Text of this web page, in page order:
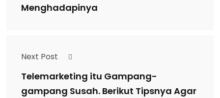
Menghadapinya
Next Post
Telemarketing itu Gampang-
gampang Susah. Berikut Tipsnya Agar